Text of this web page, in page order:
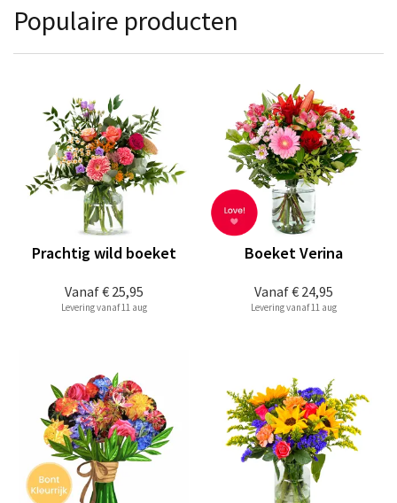
Populaire producten
Vanaf€ 25,95
Prachtig wild boeket
Levering vanaf 11 aug
Vanaf€ 24,95
Boeket Verina
Levering vanaf 11 aug